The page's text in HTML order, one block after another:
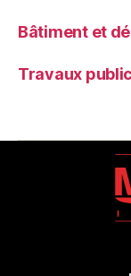
Bâtiment et
Travaux